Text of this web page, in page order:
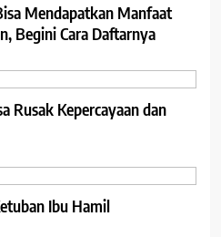
Mendapatkan Manfaat
Begini Cara Daftarnya
Rusak Kepercayaan dan
Ibu Hamil